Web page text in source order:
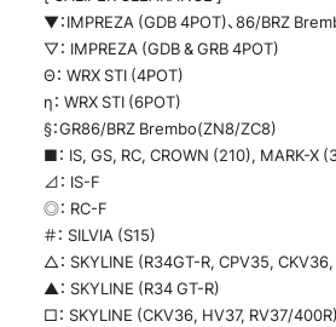
▼：IMPREZA (GDB 4POT)、86/BRZ
▽： IMPREZA (GDB & GRB 4POT)
Θ： WRX STI (4POT)
η： WRX STI (6POT)
§：GR86/BRZ Brembo(ZN8/ZC8)
■： IS, GS, RC, CROWN (210), MARK-X
⊿： IS-F
◎： RC-F
＃： SILVIA (S15)
△： SKYLINE (R34GT-R, CPV35,
▲： SKYLINE (R34 GT-R)
□： SKYLINE (CKV36, HV37, RV37/400R)